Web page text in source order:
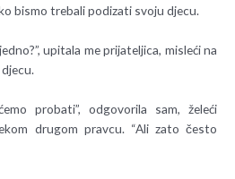
bismo trebali podizati svoju djecu.
upitala me prijateljica, misleći na
probati”, odgovorila sam, želeći
drugom pravcu. “Ali zato često